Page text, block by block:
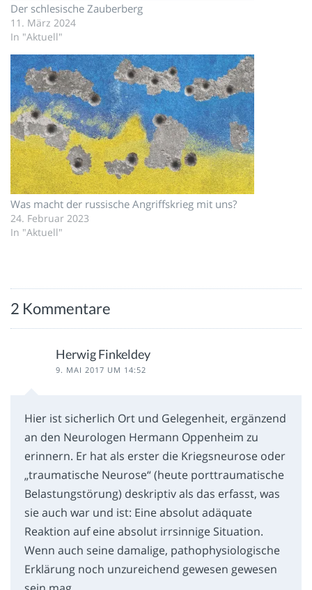
Der schlesische Zauberberg
11. März 2024
In "Aktuell"
Was macht der russische Angriffskrieg mit uns?
24. Februar 2023
In "Aktuell"
2 Kommentare
Herwig Finkeldey
9. MAI 2017 UM 14:52
Hier ist sicherlich Ort und Gelegenheit, ergänzend
an den Neurologen Hermann Oppenheim zu
erinnern. Er hat als erster die Kriegsneurose oder
„traumatische Neurose“ (heute porttraumatische
Belastungstörung) deskriptiv als das erfasst, was
sie auch war und ist: Eine absolut adäquate
Reaktion auf eine absolut irrsinnige Situation.
Wenn auch seine damalige, pathophysiologische
Erklärung noch unzureichend gewesen gewesen